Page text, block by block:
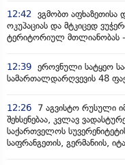
12:42
ვგმობთ აფხაზეთისა
ოკუპაციას და მტკიცედ
ტერიტორიულ მთლიანობას -
12:39 ეროვნული სატყეო
სამართალდარღვევის 48
12:26
7 აგვისტო რუსული
შეხსენებაა, კვლავ
საქართველოს
საფრანგეთის, გერმანიის,